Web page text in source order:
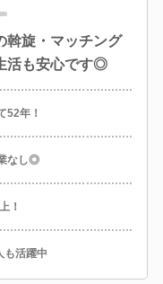
斡旋・マッチング
活も安心です◎
52年！
なし◎
！
も活躍中